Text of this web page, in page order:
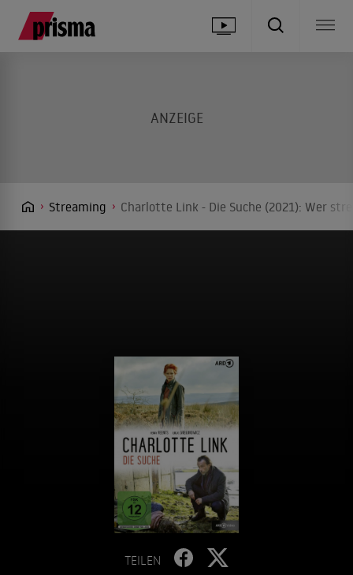
Streaming Charlotte Link - Die Suche (2021): Wer
TEILEN